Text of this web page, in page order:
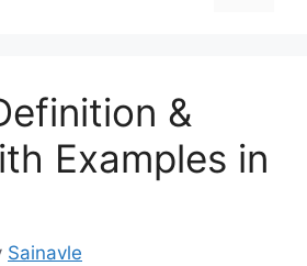
&
Examples in
Sainavle